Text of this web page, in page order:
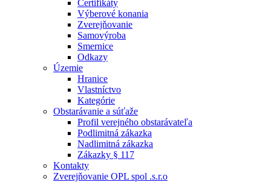
Certifikáty
Výberové konania
Zverejňovanie
Samovýroba
Smernice
Odkazy
Územie
Hranice
Vlastníctvo
Kategórie
Obstarávanie a súťaže
Profil verejného obstarávateľa
Podlimitná zákazka
Nadlimitná zákazka
Zákazky § 117
Kontakty
Zverejňovanie OPL spol .s.r.o